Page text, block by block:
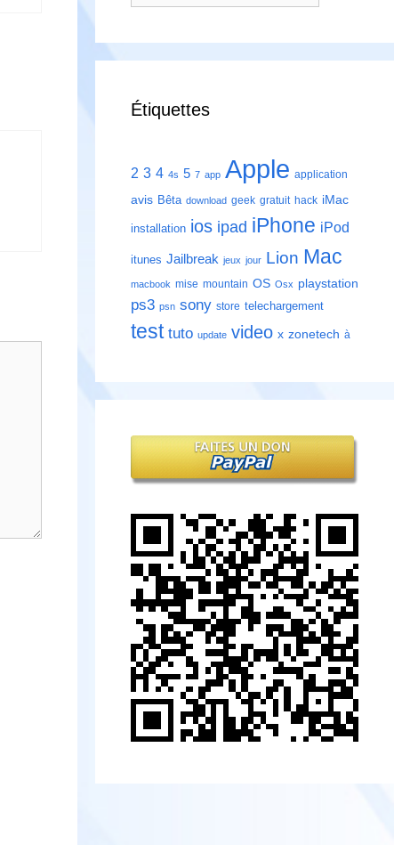
Étiquettes
2 3 4 4s 5 7 app Apple application
avis Bêta download geek gratuit hack iMac
installation ios ipad iPhone iPod
itunes Jailbreak jeux jour Lion Mac
macbook mise mountain OS Osx playstation
ps3 psn sony store telechargement
test tuto update video x zonetech à